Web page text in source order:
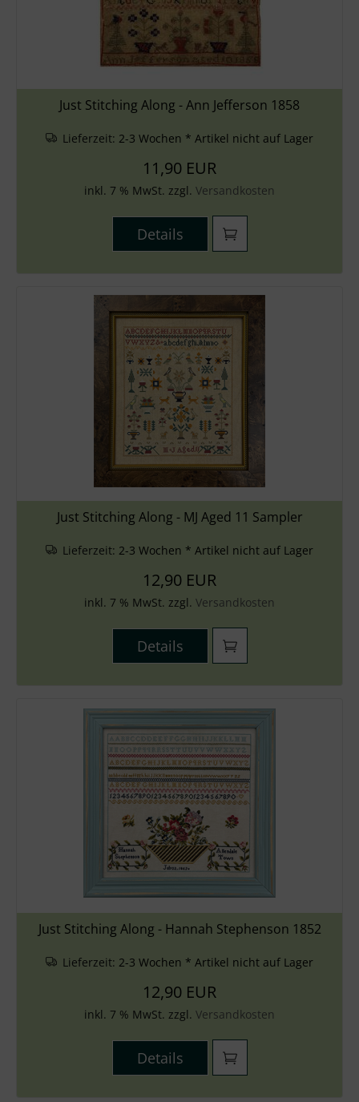
Just Stitching Along - Ann Jefferson 1858
Lieferzeit: 2-3 Wochen * Artikel nicht auf Lager
11,90 EUR
inkl. 7 % MwSt. zzgl. Versandkosten
Details
Just Stitching Along - MJ Aged 11 Sampler
Lieferzeit: 2-3 Wochen * Artikel nicht auf Lager
12,90 EUR
inkl. 7 % MwSt. zzgl. Versandkosten
Details
Just Stitching Along - Hannah Stephenson 1852
Lieferzeit: 2-3 Wochen * Artikel nicht auf Lager
12,90 EUR
inkl. 7 % MwSt. zzgl. Versandkosten
Details